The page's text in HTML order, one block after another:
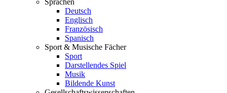
Sprachen
Deutsch
Englisch
Französisch
Spanisch
Sport & Musische Fächer
Sport
Darstellendes Spiel
Musik
Bildende Kunst